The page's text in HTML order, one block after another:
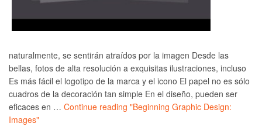
naturalmente, se sentirán atraídos por la imagen Desde las
bellas, fotos de alta resolución a exquisitas ilustraciones, incluso
Es más fácil el logotipo de la marca y el icono El papel no es sólo
cuadros de la decoración tan simple En el diseño, pueden ser
eficaces en … Continue reading "Beginning Graphic Design:
Images"